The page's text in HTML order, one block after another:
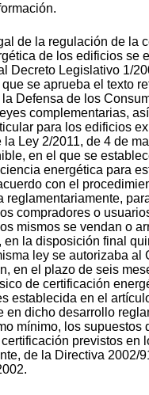
de la regulación de la
de los edificios se
Decreto Legislativo 1/
se aprueba el texto
la Defensa de los
complementarias,
para los edificios
Ley 2/2011, de 4 de
en el que se
energética para
con el
reglamentariamente,
compradores o
mismos se vendan o
en la disposición final
ley se autorizaba al
en el plazo de seis
de certificación
establecida en el
en dicho desarrollo
mínimo, los supuestos
previstos en
de la Directiva 2002/